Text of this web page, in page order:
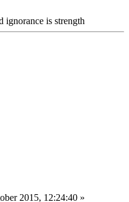
ignorance is strength
2015, 12:24:40 »